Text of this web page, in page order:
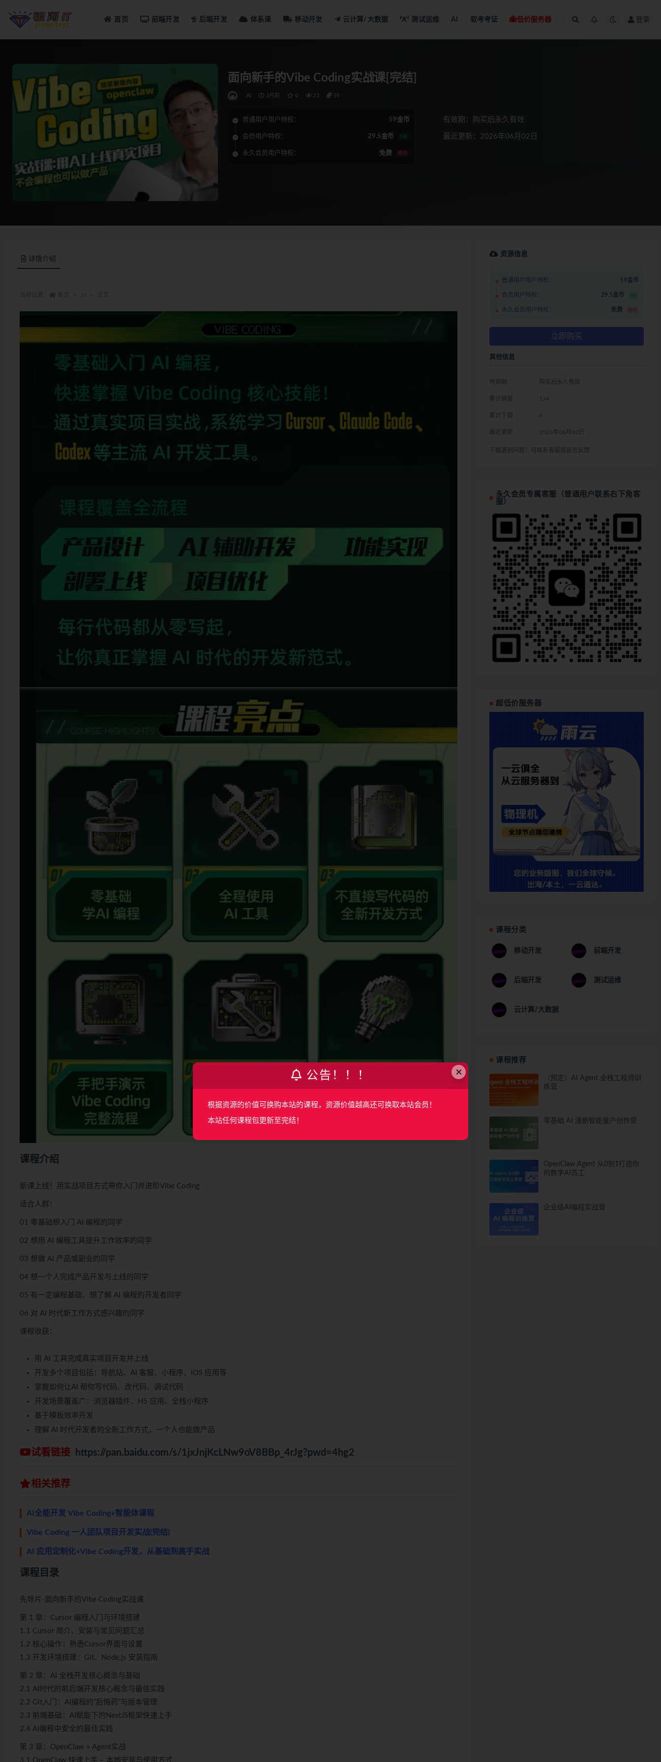
首页 前端开发 后端开发 体系课 移动开发 云计算/大数据 测试运维 AI 软考考证 低价服务器 登录
面向新手的Vibe Coding实战课[完结]
AI 2月前 0 23 59
普通用户用户特权： 59金币
会员用户特权： 29.5金币 5折
永久会员用户特权： 免费 推荐
有效期：购买后永久有效
最近更新：2026年06月02日
详情介绍
课程介绍
新课上线！用实战项目方式带你入门并进阶Vibe Coding
适合人群：
01 零基础想入门 AI 编程的同学
02 想用 AI 编程工具提升工作效率的同学
03 想做 AI 产品或副业的同学
04 想一个人完成产品开发与上线的同学
05 有一定编程基础、想了解 AI 编程的开发者同学
06 对 AI 时代新工作方式感兴趣的同学
课程收获：
用 AI 工具完成真实项目开发并上线
开发多个项目包括：导航站、AI 客服、小程序、iOS 应用等
掌握如何让AI 帮你写代码、改代码、调试代码
开发场景覆盖广：浏览器插件、H5 应用、全栈小程序
基于模板效率开发
理解 AI 时代开发者的全新工作方式，一个人也能做产品
试看链接 https://pan.baidu.com/s/1jxJnjKcLNw9oV8BBp_4rJg?pwd=4hg2
相关推荐
AI全能开发 Vibe Coding+智能体课程
Vibe Coding 一人团队项目开发实战(完结)
AI 应用定制化+Vibe Coding开发，从基础到高手实战
课程目录
先导片-面向新手的Vibe Coding实战课
第 1 章：Cursor 编程入门与环境搭建
1.1 Cursor 简介、安装与常见问题汇总
1.2 核心操作：熟悉Cursor界面与设置
1.3 开发环境搭建：Git、Node.js 安装指南
第 2 章：AI 全栈开发核心概念与基础
2.1 AI时代的前后端开发核心概念与最佳实践
2.2 Git入门：AI编程的”后悔药”与版本管理
2.3 前端基础：AI赋能下的NextJS框架快速上手
2.4 AI编程中安全的最佳实践
第 3 章：OpenClaw + Agent实战
3.1 OpenClaw 快速上手 – 本地安装与使用方式
资源信息
普通用户用户特权： 59金币
会员用户特权： 29.5金币 5折
永久会员用户特权： 免费 推荐
立即购买
其他信息
有效期 购买后永久有效
累计销量 134
累计下载 4
最近更新 2026年06月02日
下载遇到问题？可联系客服或留言反馈
永久会员专属客服（普通用户联系右下角客
服）
超低价服务器
课程分类
移动开发 前端开发
后端开发 测试运维
云计算/大数据
课程推荐
（预定）AI Agent 全栈工程师训
练营
零基础 AI 漫剧智能量产创作营
OpenClaw Agent 从0到1打造你
的数字AI员工
企业级AI编程实战营
×
公告！！！
根据资源的价值可换购本站的课程，资源价值越高还可换取本站会员！
本站任何课程包更新至完结！